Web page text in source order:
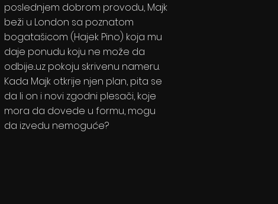
poslednjem dobrom provodu, Majk
beži u London sa poznatom
bogatašicom (Hajek Pino) koja mu
daje ponudu koju ne može da
odbije...uz pokoju skrivenu nameru.
Kada Majk otkrije njen plan, pita se
da li on i novi zgodni plesači, koje
mora da dovede u formu, mogu
da izvedu nemoguće?